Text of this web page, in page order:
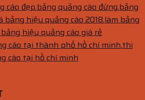
cáo đẹp,bảng quảng cáo đứng,bảng
bảng hiệu quảng cáo 2018,làm bảng
hiệu quảng cáo giá rẻ
cáo tại thành phố hồ chí minh,thi
cáo tại hồ chí minh